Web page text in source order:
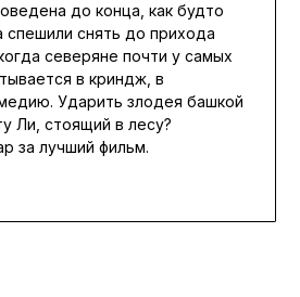
до конца, как будто
спешили снять до прихода
северяне почти у самых
в криндж, в
Ударить злодея башкой
Ли, стоящий в лесу?
за лучший фильм.